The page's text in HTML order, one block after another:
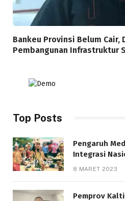
Bankeu Provinsi Belum
Pembangunan Infrastruktur
Top Posts
Pengaruh
Integrasi
8 MARET 2023
Pemprov